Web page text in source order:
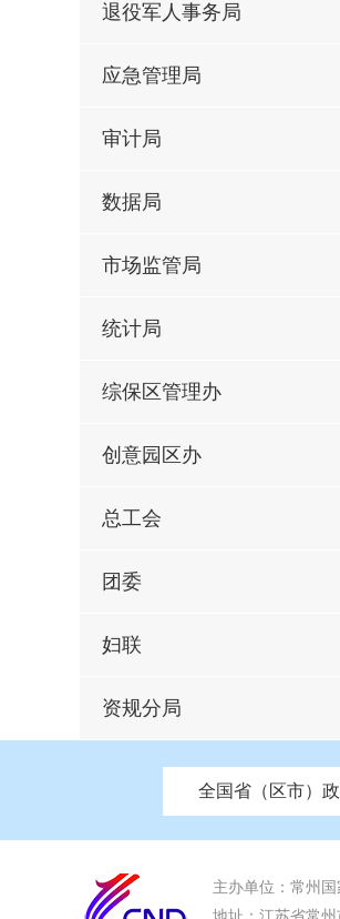
退役军人事务局
应急管理局
审计局
数据局
市场监管局
统计局
综保区管理办
创意园区办
总工会
团委
妇联
资规分局
全国省（区市）
北京 天津 重
中国江苏 南
市发改委 市工信局
市应急管理局
主办单位：常州